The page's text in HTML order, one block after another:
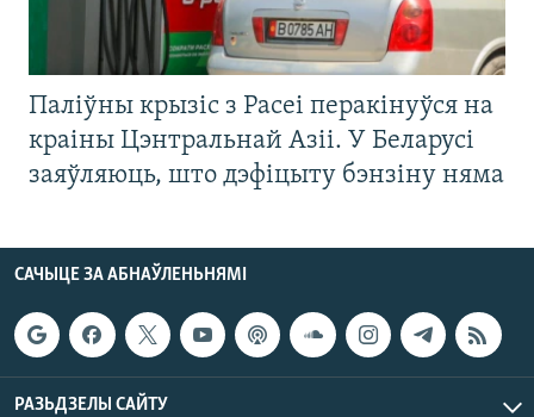
Паліўны крызіс з Расеі перакінуўся на
краіны Цэнтральнай Азіі. У Беларусі
заяўляюць, што дэфіцыту бэнзіну няма
САЧЫЦЕ ЗА АБНАЎЛЕНЬНЯМІ
РАЗЬДЗЕЛЫ САЙТУ